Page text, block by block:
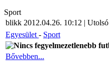
Sport
blikk 2012.04.26. 10:12 |
Egyesület - Sport
Nincs fegyelmezetlenebb
Bővebben...